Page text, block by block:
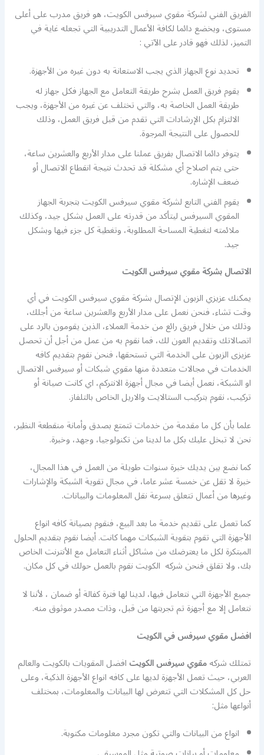
الفريق الفني لشركة مقوي سيرفس الكويت، هو فريق مدرب على أعلى
مستوى، ويخضع دائما لكافة الأعمال التدريبية التي تجعله غاية في
التميز، لذلك فهو قادر على الآتي :
تحديد نوع الجهاز الذي يجب الاستعانة به دون غيره من الأجهزة.
يقوم فريق العمل بشرح طريقة التعامل مع الجهاز فكل جهاز له
طريقة العمل الخاصة به، والتي تختلف عن غيره من الأجهزة، ويجب
الالتزام بكل الإرشادات التي تقدم من قبل فريق العمل، وذلك
للحصول على النتيجة المرجوة.
يتوفر دائما الاتصال بفريق عملنا على مدار الأربع والعشرين ساعة،
حتى يتم اصلاح أي مشكلة قد تحدث نتيجة انقطاع الاتصال أو
ضعف الإشاره.
يقوم الفني التابع لشركة مقوي سيرفس الكويت بتجربة الجهاز
المقوي السيرفس ليتأكد من قدرته على العمل بشكل جيد، وكذلك
ملائمته لتغطية المساحة المطلوبة، وتغطية كل جزء فيها وبشكل
جيد.
الاتصال بشركة مقوي سيرفس الكويت
يمكنك عزيزي الزبون الإتصال بشركة مقوي سيرفس الكويت في أي
وقت تشاء، فنحن نعمل على مدار الأربع والعشرين ساعة من أجلك،
وذلك من خلال فريق رائع من خدمة العملاء، الذين يقومون بالرد على
اتصالاتك وتقديم العون لك، فما نقوم به من عمل من أجل أن تحصل
عزيزى الزبون على الخدمة التي تستحقها، فنحن نقوم بتقديم كافه
الخدمات في مجالات متعددة منها مقوي شبكات أو سيرفس الاتصال
او الشبكة، نعمل أيضا في مجال أجهزة الانتركم، اي كانت صيانة أو
تركيب، نقوم بتركيب الستالايت والاريل الخاص بالتلفاز.
علما بأن كل ما مقدمة من خدمات تتمتع بصدق وأمانة منقطعة النظير،
نحن لا تبخل عليك بكل ما لدينا من تكنولوجيا، وجهد، وخبرة.
كما نضع بين يديك خبرة سنوات طويلة من العمل في هذا المجال،
خبرة لا تقل عن خمسة عشر عاما، في مجال تقوية الشبكة والإشارات
وغيرها من أعمال تتعلق بسرعة نقل المعلومات والبيانات.
كما تعمل على تقديم خدمة ما بعد البيع، فنقوم بصيانة كافه انواع
الأجهزة التي تقوم بتقوية الشبكات مهما كانت. أيضا نقوم بتقديم الحلول
المبتكرة لكل ما يعترضك من مشاكل أثناء التعامل مع الأنترنت الخاص
بك، ولا تقلق فنحن شركه الكويت نقوم بالعمل حولك في كل مكان.
جميع الأجهزة التي نتعامل فيها، لدينا لها فترة كفالة أو ضمان ، لأننا لا
نتعامل إلا مع أجهزة تم تجربتها من قبل، وذات مصدر موثوق منه.
افضل مقوي سيرفس في الكويت
تمتلك شركهمقوي سيرفس الكويتافضل المقويات بالكويت والعالم
العربي، حيث تعمل الأجهزة لديها على كافه انواع الأجهزة الذكية، وعلى
حل كل المشكلات التي تتعرض لها البيانات والمعلومات، بمختلف
أنواعها مثل:
انواع من البيانات والتي تكون مجرد معلومات مكتوبة.